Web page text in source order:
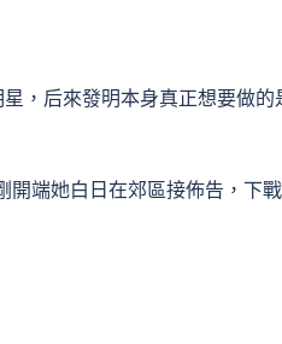
，后來發明本身真正想要做的
開端她白日在郊區接佈告，下